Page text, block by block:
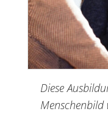
Diese
Menschenbild